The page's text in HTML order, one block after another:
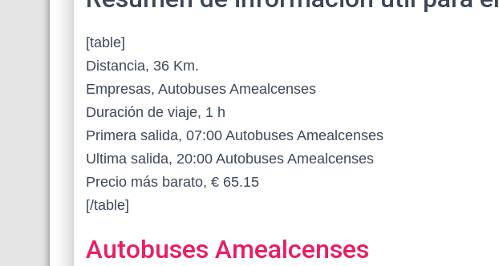
[table]
Distancia, 36 Km.
Empresas, Autobuses Amealcenses
Duración de viaje, 1 h
Primera salida, 07:00 Autobuses Amealcenses
Ultima salida, 20:00 Autobuses Amealcenses
Precio más barato, € 65.15
[/table]
Autobuses Amealcenses